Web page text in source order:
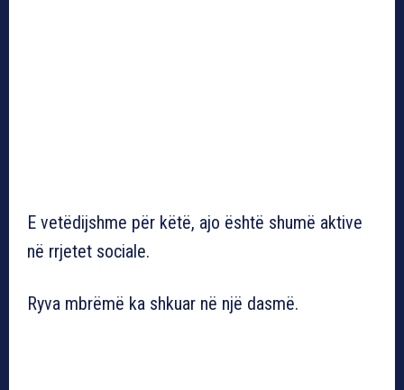
E vetëdijshme për këtë, ajo është shumë aktive
në rrjetet sociale.
Ryva mbrëmë ka shkuar në një dasmë.